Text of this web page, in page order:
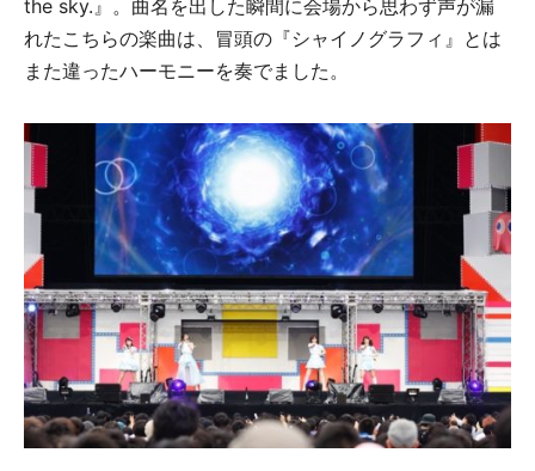
the sky.』。曲名を出した瞬間に会場から思わず声が漏
れたこちらの楽曲は、冒頭の『シャイノグラフィ』とは
また違ったハーモニーを奏でました。